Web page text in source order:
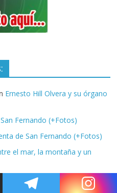
Ernesto Hill Olvera y su órgano
Fernando (+Fotos)
de San Fernando (+Fotos)
el mar, la montaña y un